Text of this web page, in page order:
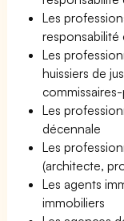
Les
responsabilité
Les
huissiers de
commissaires-
Les
décennale
Les
(architecte,
Les agents
immobiliers